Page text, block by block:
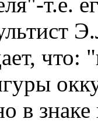
что:
в